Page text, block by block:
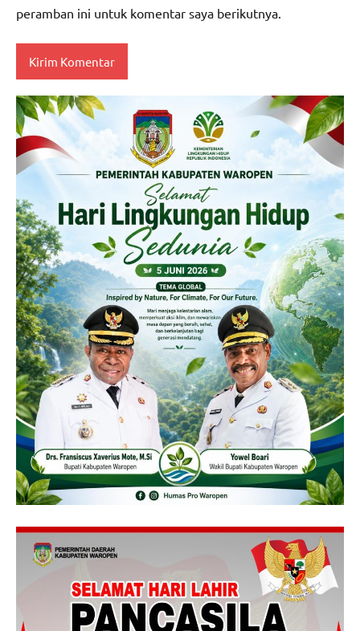
peramban ini untuk komentar saya berikutnya.